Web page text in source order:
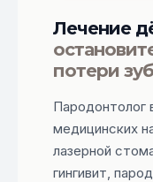
Лечение
потери
медицинских
лазерной
гингивит,